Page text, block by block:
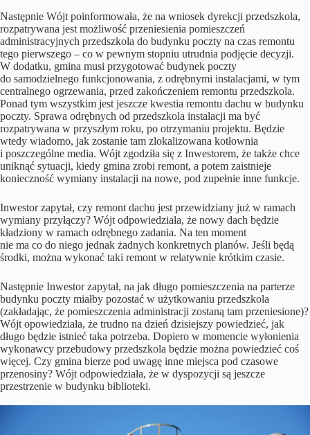
Następnie Wójt poinformowała, że na wniosek dyrekcji przedszkola,
rozpatrywana jest możliwość przeniesienia pomieszczeń
administracyjnych przedszkola do budynku poczty na czas remontu
tego pierwszego – co w pewnym stopniu utrudnia podjęcie decyzji.
W dodatku, gmina musi przygotować budynek poczty
do samodzielnego funkcjonowania, z odrębnymi instalacjami, w tym
centralnego ogrzewania, przed zakończeniem remontu przedszkola.
Ponad tym wszystkim jest jeszcze kwestia remontu dachu w budynku
poczty. Sprawa odrębnych od przedszkola instalacji ma być
rozpatrywana w przyszłym roku, po otrzymaniu projektu. Będzie
wtedy wiadomo, jak zostanie tam zlokalizowana kotłownia
i poszczególne media. Wójt zgodziła się z Inwestorem, że także chce
uniknąć sytuacji, kiedy gmina zrobi remont, a potem zaistnieje
konieczność wymiany instalacji na nowe, pod zupełnie inne funkcje.
Inwestor zapytał, czy remont dachu jest przewidziany już w ramach
wymiany przyłączy? Wójt odpowiedziała, że nowy dach będzie
kładziony w ramach odrębnego zadania. Na ten moment
nie ma co do niego jednak żadnych konkretnych planów. Jeśli będą
środki, można wykonać taki remont w relatywnie krótkim czasie.
Następnie Inwestor zapytał, na jak długo pomieszczenia na parterze
budynku poczty miałby pozostać w użytkowaniu przedszkola
(zakładając, że pomieszczenia administracji zostaną tam przeniesione)?
Wójt opowiedziała, że trudno na dzień dzisiejszy powiedzieć, jak
długo będzie istnieć taka potrzeba. Dopiero w momencie wyłonienia
wykonawcy przebudowy przedszkola będzie można powiedzieć coś
więcej. Czy gmina bierze pod uwagę inne miejsca pod czasowe
przenosiny? Wójt odpowiedziała, że w dyspozycji są jeszcze
przestrzenie w budynku biblioteki.